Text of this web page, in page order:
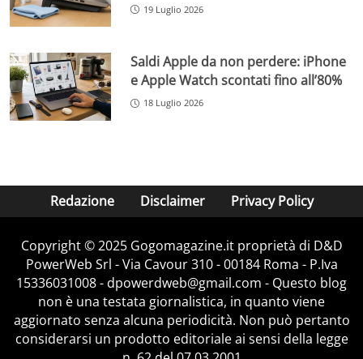
19 Luglio 2026
Saldi Apple da non perdere: iPhone
e Apple Watch scontati fino all’80%
18 Luglio 2026
Redazione Disclaimer Privacy Policy
Copyright © 2025 Gogomagazine.it proprietà di D&D
PowerWeb Srl - Via Cavour 310 - 00184 Roma - P.Iva
15336031008 - dpowerdweb@gmail.com - Questo blog
non è una testata giornalistica, in quanto viene
aggiornato senza alcuna periodicità. Non può pertanto
considerarsi un prodotto editoriale ai sensi della legge